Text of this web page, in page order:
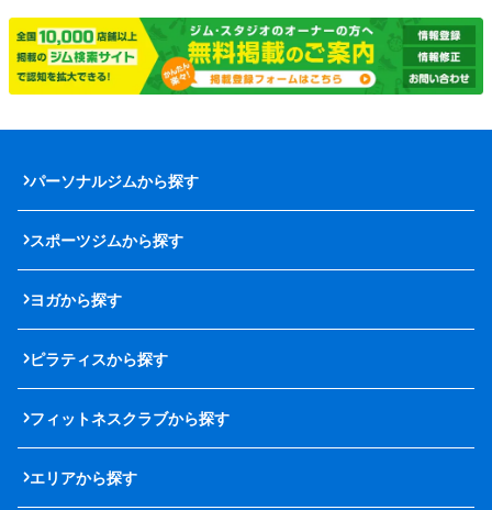
パーソナルジムから探す
スポーツジムから探す
ヨガから探す
ピラティスから探す
フィットネスクラブから探す
エリアから探す